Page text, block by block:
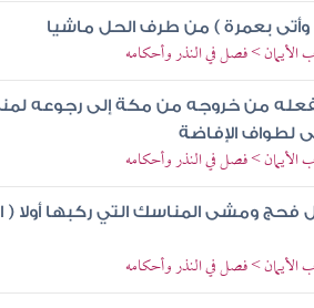
بعمرة ) من طرف الحل ماشيا
الأيمان > فصل في النذر وأحكامه
من خروجه من مكة إلى رجوعه
لطواف الإفاضة
الأيمان > فصل في النذر وأحكامه
ومشى المناسك التي ركبها أولا (
الأيمان > فصل في النذر وأحكامه